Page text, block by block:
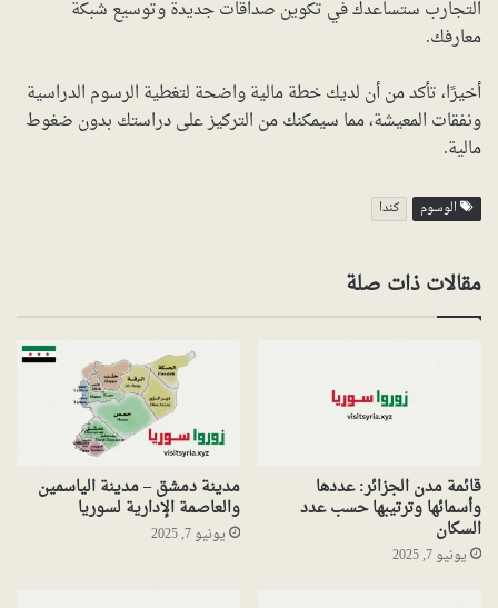
التجارب ستساعدك في تكوين صداقات جديدة وتوسيع شبكة
معارفك.
أخيرًا، تأكد من أن لديك خطة مالية واضحة لتغطية الرسوم الدراسية
ونفقات المعيشة، مما سيمكنك من التركيز على دراستك بدون ضغوط
مالية.
الوسوم كندا
مقالات ذات صلة
قائمة مدن الجزائر: عددها
وأسمائها وترتيبها حسب عدد
السكان
يونيو 7, 2025
مدينة دمشق – مدينة الياسمين
والعاصمة الإدارية لسوريا
يونيو 7, 2025